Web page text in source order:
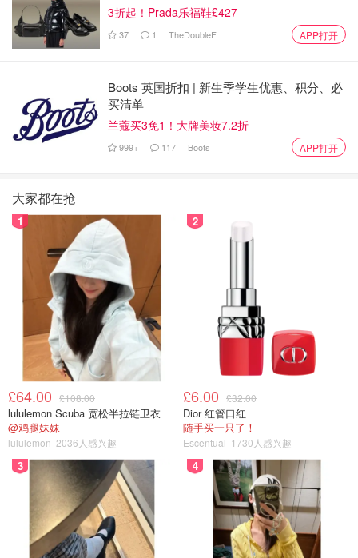
3折起！Prada乐福鞋£427
37 1 TheDoubleF APP打开
Boots 英国折扣 | 新生季学生优惠、积分、必
买清单
兰蔻买3免1！大牌美妆7.2折
999+ 117 Boots APP打开
大家都在抢
1
£64.00 £108.00
lululemon Scuba 宽松半拉链卫衣
@鸡腿妹妹
lululemon 2036人感兴趣
2
£6.00 £32.00
Dior 红管口红
随手买一只了！
Escentual 1730人感兴趣
3 4